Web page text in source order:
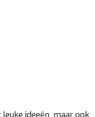
ideeën, maar ook